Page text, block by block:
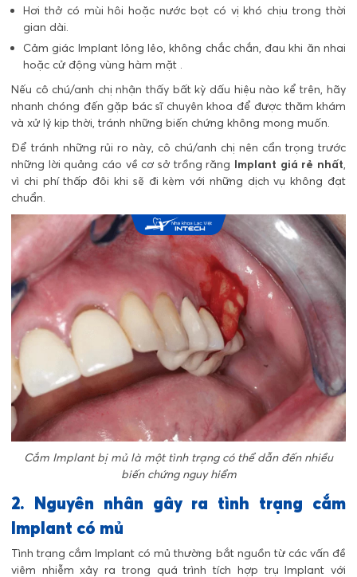
Hơi thở có mùi hôi hoặc nước bọt có vị khó chịu trong thời
gian dài.
Cảm giác Implant lỏng lẻo, không chắc chắn, đau khi ăn nhai
hoặc cử động vùng hàm mặt .
Nếu cô chú/anh chị nhận thấy bất kỳ dấu hiệu nào kể trên, hãy
nhanh chóng đến gặp bác sĩ chuyên khoa để được thăm khám
và xử lý kịp thời, tránh những biến chứng không mong muốn.
Để tránh những rủi ro này, cô chú/anh chị nên cẩn trọng trước
những lời quảng cáo về cơ sở trồng răng Implant giá rẻ nhất,
vì chi phí thấp đôi khi sẽ đi kèm với những dịch vụ không đạt
chuẩn.
Cắm Implant bị mủ là một tình trạng có thể dẫn đến nhiều
biến chứng nguy hiểm
2. Nguyên nhân gây ra tình trạng cắm
Implant có mủ
Tình trạng cắm Implant có mủ thường bắt nguồn từ các vấn đề
viêm nhiễm xảy ra trong quá trình tích hợp trụ Implant với